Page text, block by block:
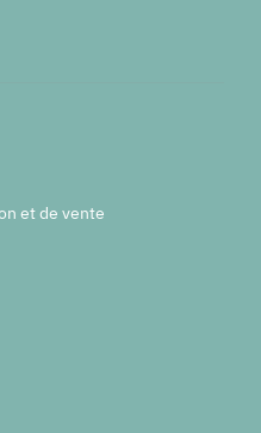
et de vente